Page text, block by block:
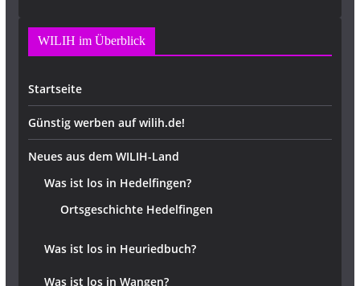
WILIH im Überblick
Startseite
Günstig werben auf wilih.de!
Neues aus dem WILIH-Land
Was ist los in Hedelfingen?
Ortsgeschichte Hedelfingen
Was ist los in Heuriedbuch?
Was ist los in Wangen?